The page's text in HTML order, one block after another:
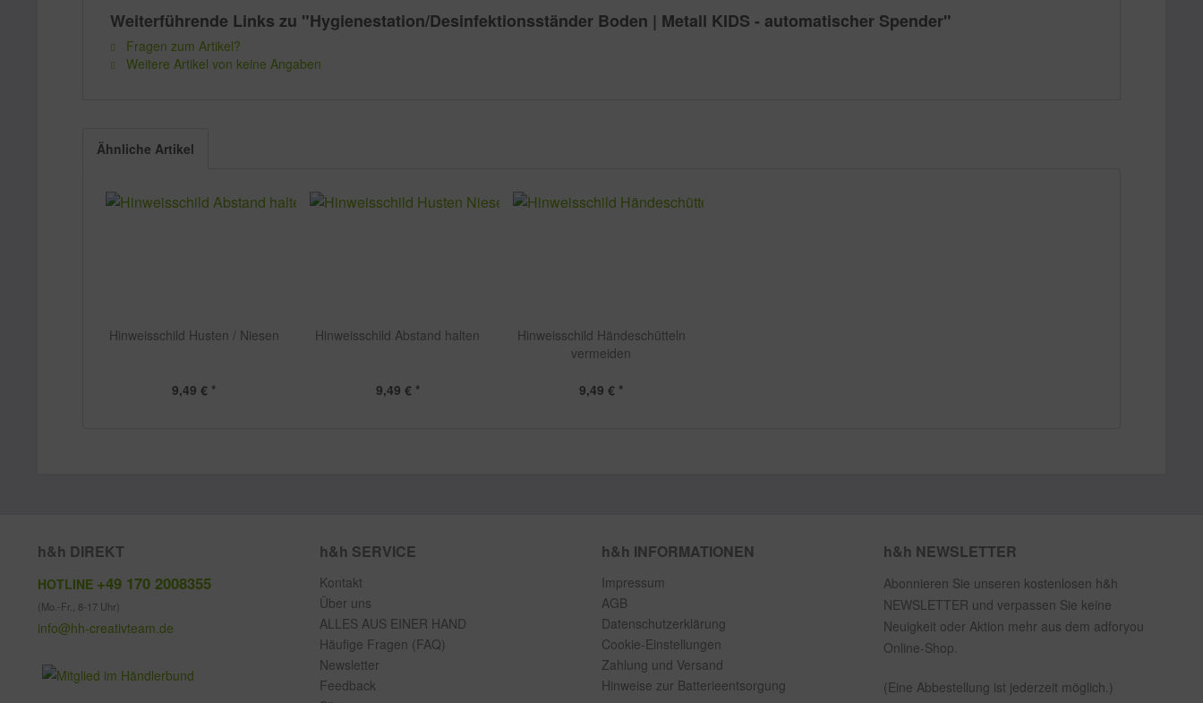
Weiterführende Links zu "Hygienestation/Desinfektionsständer Boden | Metall KIDS - automatischer Spender"
Fragen zum Artikel?
Weitere Artikel von keine Angaben
Ähnliche Artikel
Hinweisschild Husten / Niesen
9,49 € *
Hinweisschild Abstand halten
9,49 € *
Hinweisschild Händeschütteln
vermeiden
9,49 € *
h&h DIREKT
HOTLINE +49 170 2008355
(Mo.-Fr., 8-17 Uhr)
info@hh-creativteam.de
h&h SERVICE
Kontakt
Über uns
ALLES AUS EINER HAND
Häufige Fragen (FAQ)
Newsletter
Feedback
h&h INFORMATIONEN
Impressum
AGB
Datenschutzerklärung
Cookie-Einstellungen
Zahlung und Versand
Hinweise zur Batterieentsorgung
h&h NEWSLETTER
Abonnieren Sie unseren kostenlosen h&h
NEWSLETTER und verpassen Sie keine
Neuigkeit oder Aktion mehr aus dem adforyou
Online-Shop.
(Eine Abbestellung ist jederzeit möglich.)